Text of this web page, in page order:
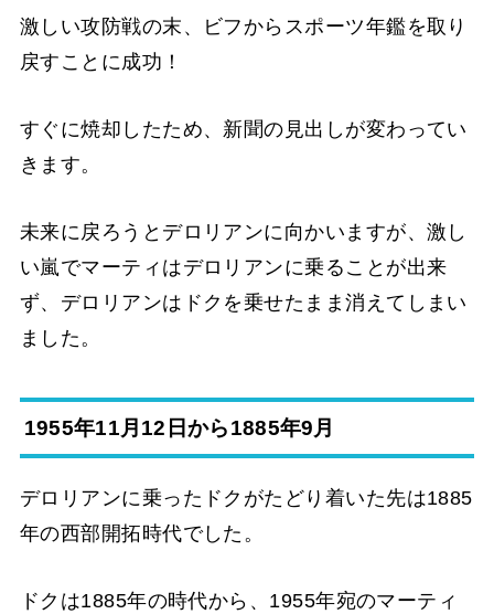
激しい攻防戦の末、ビフからスポーツ年鑑を取り
戻すことに成功！
すぐに焼却したため、新聞の見出しが変わってい
きます。
未来に戻ろうとデロリアンに向かいますが、激し
い嵐でマーティはデロリアンに乗ることが出来
ず、デロリアンはドクを乗せたまま消えてしまい
ました。
1955年11月12日から1885年9月
デロリアンに乗ったドクがたどり着いた先は1885
年の西部開拓時代でした。
ドクは1885年の時代から、1955年宛のマーティ